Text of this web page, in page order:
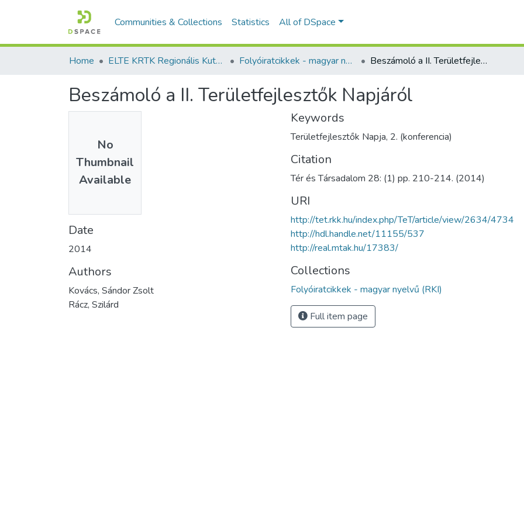
Communities & Collections Statistics All of DSpace
Home ELTE KRTK Regionális Kutatások Intézete Folyóiratcikkek - magyar nyelvű (RKI) Beszámoló a II. Területfejlesztők Napjáról
Beszámoló a II. Területfejlesztők Napjáról
No
Thumbnail
Available
Date
2014
Authors
Kovács, Sándor Zsolt
Rácz, Szilárd
Keywords
Területfejlesztők Napja, 2. (konferencia)
Citation
Tér és Társadalom 28: (1) pp. 210-214. (2014)
URI
http://tet.rkk.hu/index.php/TeT/article/view/2634/4734
http://hdl.handle.net/11155/537
http://real.mtak.hu/17383/
Collections
Folyóiratcikkek - magyar nyelvű (RKI)
Full item page